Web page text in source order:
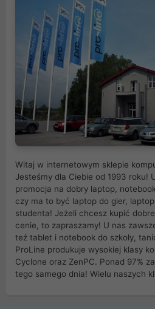
Witaj w internetowym sklepie
Jesteśmy dla Ciebie od 1993 roku!
promocja na dobry laptop,
czy ma to być laptop do gier,
studenta! Jeżeli chcesz kupić
cenie, to zapraszamy! U nas
też tablet i notebook do szkoły,
ProLine produkuje wysokiej klasy
Cyclone oraz ZenPC. Ponad 97%
tego samego dnia! Wielu naszych